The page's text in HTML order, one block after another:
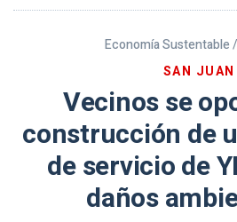
Economía Sustentable /
SAN JUAN
Vecinos se
construcción de
de servicio de
daños